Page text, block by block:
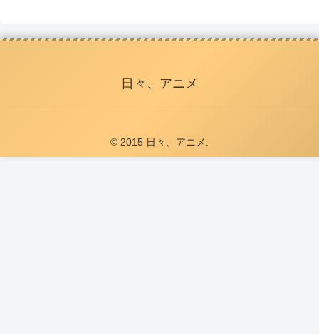
日々、アニメ
© 2015 日々、アニメ.